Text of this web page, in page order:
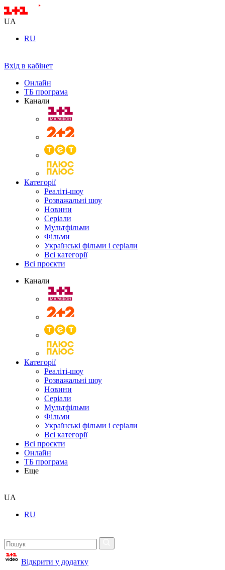
UA
RU
Вхід в кабінет
Онлайн
ТБ програма
Канали
Категорії
Реаліті-шоу
Розважальні шоу
Новини
Серіали
Мультфільми
Фільми
Українські фільми і серіали
Всі категорії
Всі проєкти
Канали
Категорії
Реаліті-шоу
Розважальні шоу
Новини
Серіали
Мультфільми
Фільми
Українські фільми і серіали
Всі категорії
Всі проєкти
Онлайн
ТБ програма
Еще
UA
RU
Відкрити у додатку